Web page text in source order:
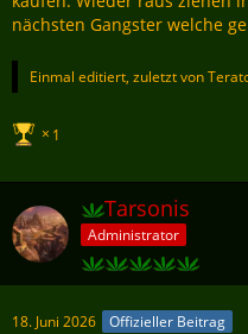
nächsten Gangster welche
Einmal editiert, zuletzt von
1
Tarsonis
Administrator
18. Juni 2026 Offizieller Beitrag